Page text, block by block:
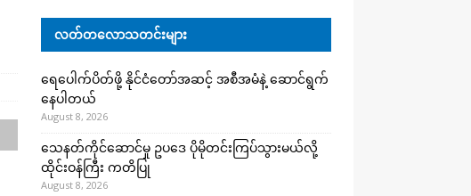
လတ်တလောသတင်းများ
ရေပေါက်ပိတ်ဖို့ နိုင်ငံတော်အဆင့် အစီအမံနဲ့ ဆောင်ရွက်
နေပါတယ်
August 8, 2026
သေနတ်ကိုင်ဆောင်မှု ဥပဒေ ပိုမိုတင်းကြပ်သွားမယ်လို့
ထိုင်းဝန်ကြီး ကတိပြု
August 8, 2026